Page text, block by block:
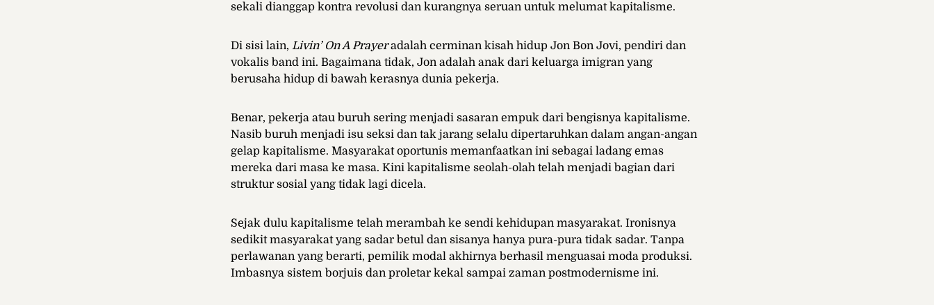
sekali dianggap kontra revolusi dan kurangnya seruan untuk melumat kapitalisme.
Di sisi lain, Livin’ On A Prayeradalah cerminan kisah hidup Jon Bon Jovi, pendiri dan
vokalis band ini. Bagaimana tidak, Jon adalah anak dari keluarga imigran yang
berusaha hidup di bawah kerasnya dunia pekerja.
Benar, pekerja atau buruh sering menjadi sasaran empuk dari bengisnya kapitalisme.
Nasib buruh menjadi isu seksi dan tak jarang selalu dipertaruhkan dalam angan-angan
gelap kapitalisme. Masyarakat oportunis memanfaatkan ini sebagai ladang emas
mereka dari masa ke masa. Kini kapitalisme seolah-olah telah menjadi bagian dari
struktur sosial yang tidak lagi dicela.
Sejak dulu kapitalisme telah merambah ke sendi kehidupan masyarakat. Ironisnya
sedikit masyarakat yang sadar betul dan sisanya hanya pura-pura tidak sadar. Tanpa
perlawanan yang berarti, pemilik modal akhirnya berhasil menguasai moda produksi.
Imbasnya sistem borjuis dan proletar kekal sampai zaman postmodernisme ini.